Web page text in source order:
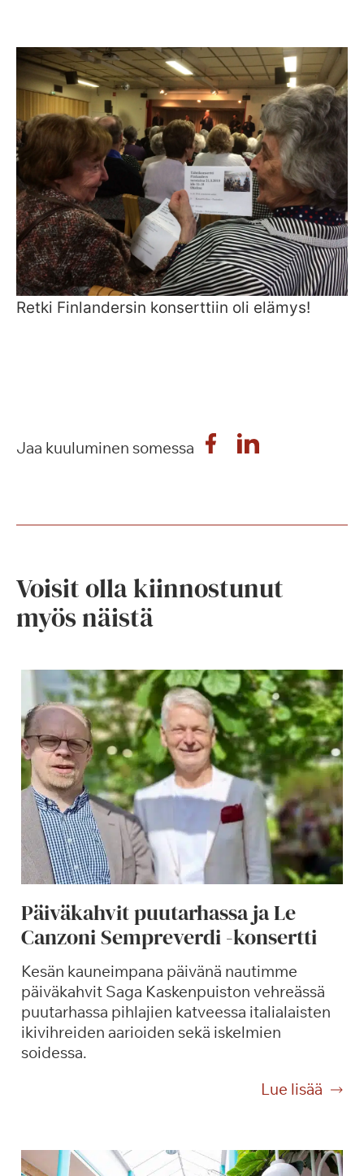
Retki Finlandersin konserttiin oli elämys!
Jaa kuuluminen somessa
Voisit olla kiinnostunut
myös näistä
Päiväkahvit puutarhassa ja Le
Canzoni Sempreverdi -konsertti
Kesän kauneimpana päivänä nautimme
päiväkahvit Saga Kaskenpuiston vehreässä
puutarhassa pihlajien katveessa italialaisten
ikivihreiden aarioiden sekä iskelmien
soidessa.
Lue lisää
P
v
ä